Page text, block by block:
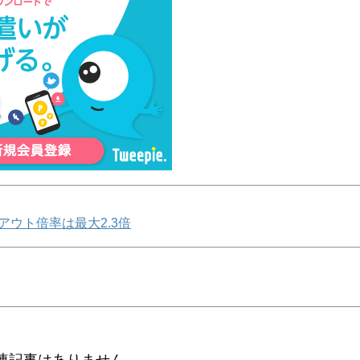
ウト倍率は最大2.3倍